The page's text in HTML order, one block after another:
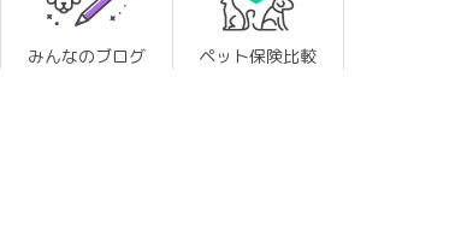
みんなのブログ ペット保険比較